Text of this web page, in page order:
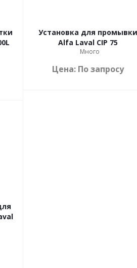
Установка для промывки
Alfa Laval CIP 75
Много
Цена: По запросу